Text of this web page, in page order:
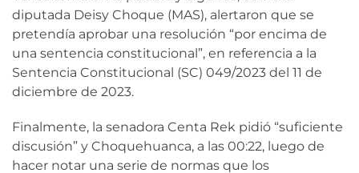
diputada Deisy Choque (MAS), alertaron que se
pretendía aprobar una resolución “por encima de
una sentencia constitucional”, en referencia a la
Sentencia Constitucional (SC) 049/2023 del 11 de
diciembre de 2023.
Finalmente, la senadora Centa Rek pidió “suficiente
discusión” y Choquehuanca, a las 00:22, luego de
hacer notar una serie de normas que los